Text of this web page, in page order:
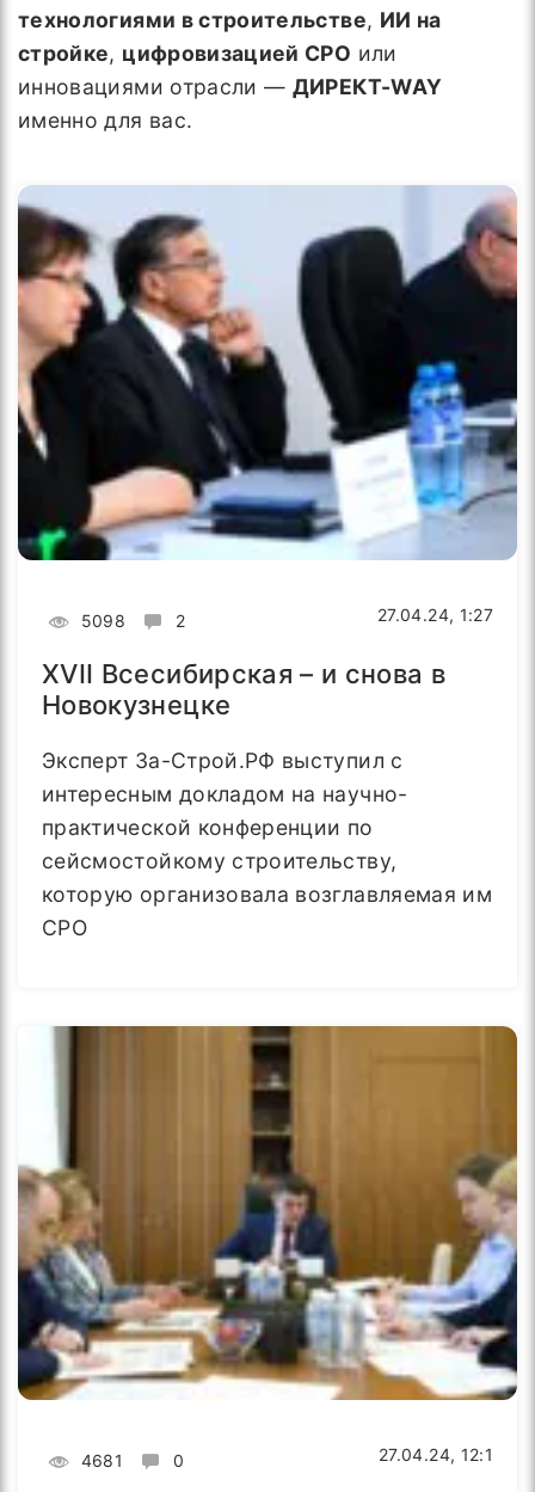
технологиями в строительстве, ИИ на
стройке, цифровизацией СРО или
инновациями отрасли — ДИРЕКТ-WAY
именно для вас.
5098 2 27.04.24, 1:27
XVII Всесибирская – и снова в
Новокузнецке
Эксперт За-Строй.РФ выступил с
интересным докладом на научно-
практической конференции по
сейсмостойкому строительству,
которую организовала возглавляемая им
СРО
4681 0 27.04.24, 12:1